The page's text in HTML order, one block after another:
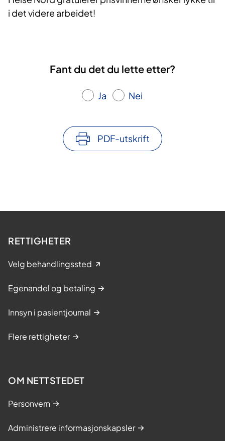
i det videre arbeidet!
Fant du det du lette etter?
Ja Nei
PDF-utskrift
RETTIGHETER
Velg behandlingssted
Egenandel og betaling
Innsyn i pasientjournal
Flere rettigheter
OM NETTSTEDET
Personvern
Administrere informasjonskapsler